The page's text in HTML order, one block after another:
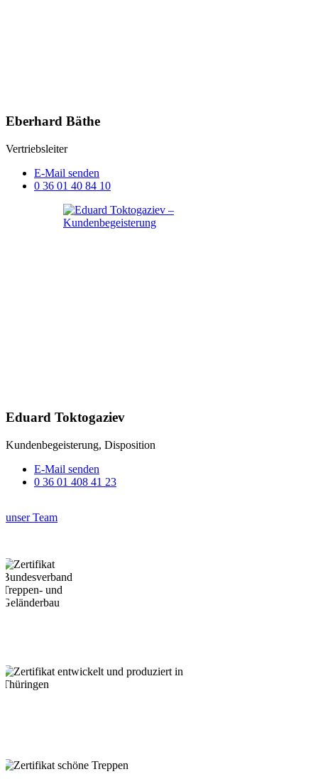
Eberhard Bäthe
Vertriebsleiter
E-Mail senden
0 36 01 40 84 10
Eduard Toktogaziev
Kundenbegeisterung, Disposition
E-Mail senden
0 36 01 408 41 23
unser Team